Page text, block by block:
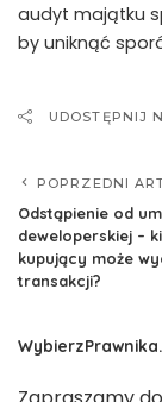
audyt majątku
by uniknąć
UDOSTĘPNIJ
POPRZEDNI
Odstąpienie od
deweloperskiej –
kupujący może
transakcji?